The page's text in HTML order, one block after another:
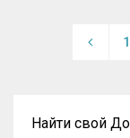
1
Найти свой